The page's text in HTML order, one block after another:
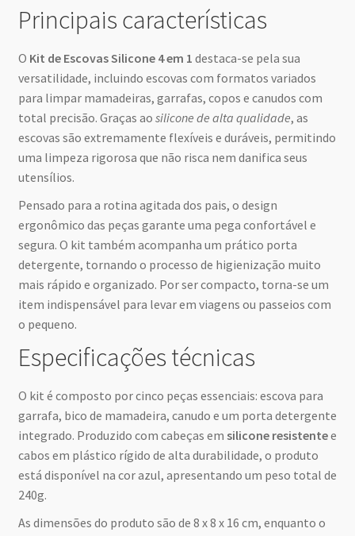
Principais características
O Kit de Escovas Silicone 4 em 1 destaca-se pela sua
versatilidade, incluindo escovas com formatos variados
para limpar mamadeiras, garrafas, copos e canudos com
total precisão. Graças ao silicone de alta qualidade, as
escovas são extremamente flexíveis e duráveis, permitindo
uma limpeza rigorosa que não risca nem danifica seus
utensílios.
Pensado para a rotina agitada dos pais, o design
ergonômico das peças garante uma pega confortável e
segura. O kit também acompanha um prático porta
detergente, tornando o processo de higienização muito
mais rápido e organizado. Por ser compacto, torna-se um
item indispensável para levar em viagens ou passeios com
o pequeno.
Especificações técnicas
O kit é composto por cinco peças essenciais: escova para
garrafa, bico de mamadeira, canudo e um porta detergente
integrado. Produzido com cabeças em silicone resistentee
cabos em plástico rígido de alta durabilidade, o produto
está disponível na cor azul, apresentando um peso total de
240g.
As dimensões do produto são de 8 x 8 x 16 cm, enquanto o